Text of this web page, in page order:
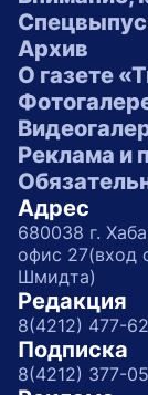
Архив
О газете
Реклама и
Адрес
680038 г.
офис 27(вход
Шмидта)
Редакция
8(4212) 477-
Подписка
8(4212) 377-